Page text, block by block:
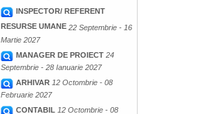
INSPECTOR/ REFERENT
RESURSE UMANE 22 Septembrie - 16
Martie 2027
MANAGER DE PROIECT 24
Septembrie - 28 Ianuarie 2027
ARHIVAR 12 Octombrie - 08
Februarie 2027
CONTABIL 12 Octombrie - 08